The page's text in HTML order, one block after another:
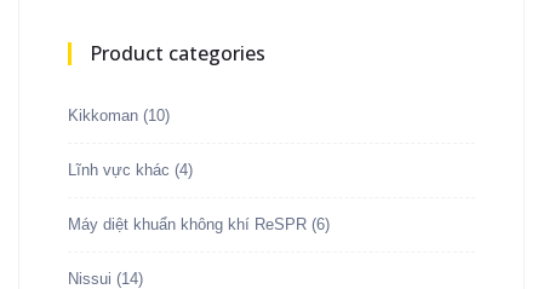
Product categories
Kikkoman (10)
Lĩnh vực khác (4)
Máy diệt khuẩn không khí ReSPR (6)
Nissui (14)